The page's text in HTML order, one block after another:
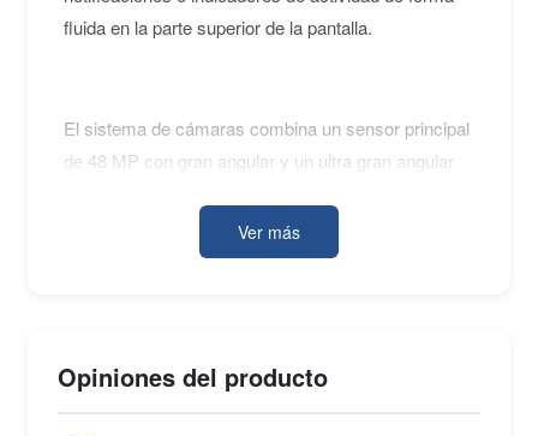
fluida en la parte superior de la pantalla.
El sistema de cámaras combina un sensor principal
de 48 MP con gran angular y un ultra gran angular
fps con HDR Dolby Vision. El diseño en aluminio
aeroespacial con Ceramic Shield frontal, la
familia iPhone.
Ver más
Opiniones del producto